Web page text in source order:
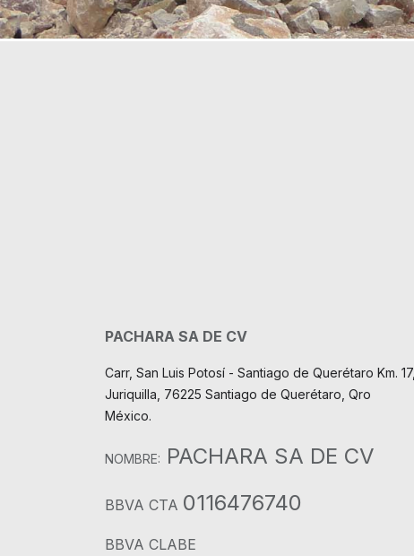
PACHARA SA DE CV
Carr, San Luis Potosí - Santiago de Querétaro Km. 17,
Juriquilla, 76225 Santiago de Querétaro, Qro
México.
NOMBRE: PACHARA SA DE CV
BBVA CTA 0116476740
BBVA CLABE